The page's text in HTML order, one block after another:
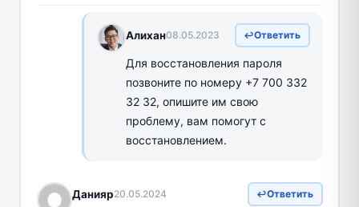
Алихан08.05.2023 Ответить
Для восстановления пароля
позвоните по номеру +7 700 332
32 32, опишите им свою
проблему, вам помогут с
восстановлением.
Данияр20.05.2024 Ответить